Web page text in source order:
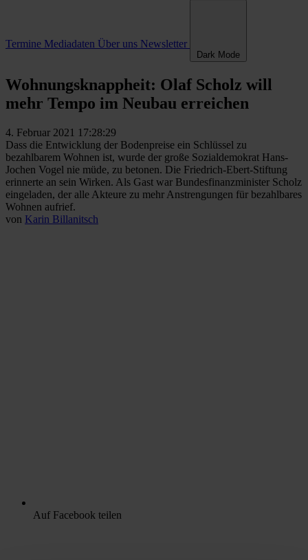
Termine Mediadaten Über uns Newsletter
Dark Mode
Wohnungsknappheit: Olaf Scholz will
mehr Tempo im Neubau erreichen
4. Februar 2021 17:28:29
Dass die Entwicklung der Bodenpreise ein Schlüssel zu
bezahlbarem Wohnen ist, wurde der große Sozialdemokrat Hans-
Jochen Vogel nie müde, zu betonen. Die Friedrich-Ebert-Stiftung
erinnerte an sein Wirken. Als Gast war Bundesfinanzminister Scholz
eingeladen, der alle Akteure zu mehr Anstrengungen für bezahlbares
Wohnen aufrief.
von Karin Billanitsch
Auf Facebook teilen